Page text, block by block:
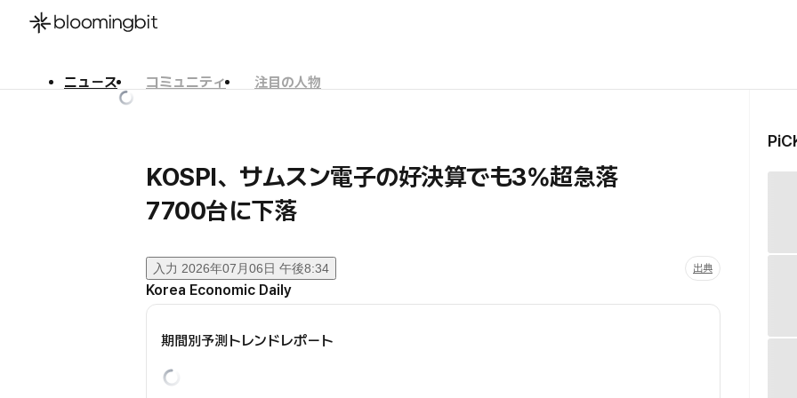
ニュース コミュニティ
注目の人物
KOSPI、サムスン電子の好決算でも3%超急落
7700台に下落
入力 2026年07月06日 午後8:34 出典
Korea Economic Daily
期間別予測トレンドレポート